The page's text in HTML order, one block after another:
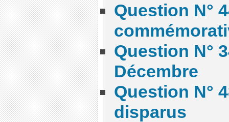
Question N°
Question N°
Décembre
Question N°
disparus